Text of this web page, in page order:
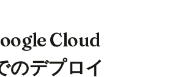
Cloud
デプロイ